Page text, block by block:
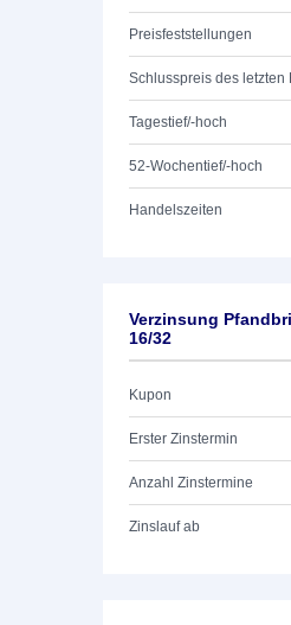
Preisfeststellungen
Schlusspreis des letzten
Tagestief/-hoch
52-Wochentief/-hoch
Handelszeiten
Verzinsung
16/32
Kupon
Erster Zinstermin
Anzahl Zinstermine
Zinslauf ab